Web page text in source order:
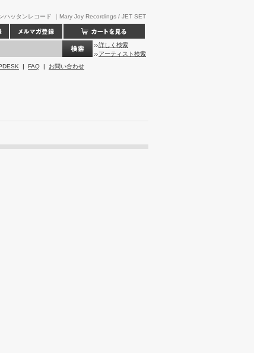
ハッタンレコード ｜Mary Joy Recordings / JET SET
詳しく検索
アーティスト検索
| FAQ | お問い合わせ